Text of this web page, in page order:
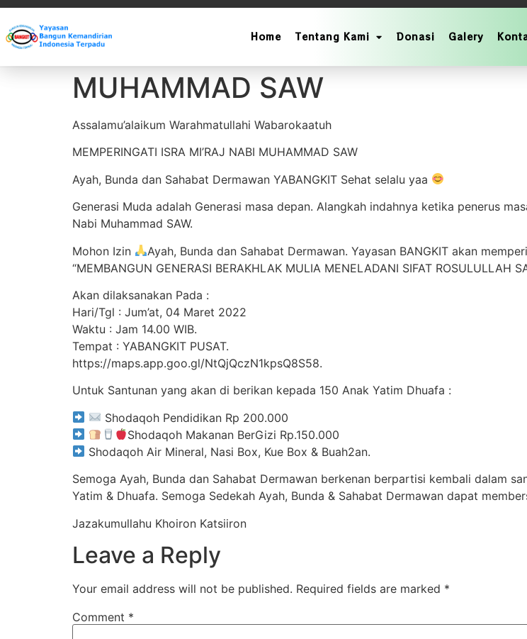
Home Tentang Kami Donasi Galery
SANTUNAN AKBAR
MUHAMMAD SAW
Assalamu’alaikum Warahmatullahi Wabarokaatuh
MEMPERINGATI ISRA MI’RAJ NABI MUHAMMAD SAW
Ayah, Bunda dan Sahabat Dermawan YABANGKIT Sehat selalu yaa
Generasi Muda adalah Generasi masa depan. Alangkah indahnya ketika penerus
Nabi Muhammad SAW.
Mohon Izin
Ayah, Bunda dan Sahabat Dermawan. Yayasan BANGKIT akan
“MEMBANGUN GENERASI BERAKHLAK MULIA MENELADANI SIFAT ROSULULLAH
Akan dilaksanakan Pada :
Hari/Tgl : Jum’at, 04 Maret 2022
Waktu : Jam 14.00 WIB.
Tempat : YABANGKIT PUSAT.
https://maps.app.goo.gl/NtQjQczN1kpsQ8S58.
Untuk Santunan yang akan di berikan kepada 150 Anak Yatim Dhuafa :
Shodaqoh Pendidikan Rp 200.000
Shodaqoh Makanan BerGizi Rp.150.000
Shodaqoh Air Mineral, Nasi Box, Kue Box & Buah2an.
Semoga Ayah, Bunda dan Sahabat Dermawan berkenan berpartisi kembali dalam
Yatim & Dhuafa. Semoga Sedekah Ayah, Bunda & Sahabat Dermawan dapat
Jazakumullahu Khoiron Katsiiron
Leave a Reply
Your email address will not be published. Required fields are marked *
Comment *